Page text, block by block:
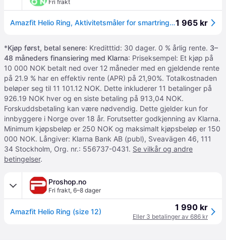
Fri frakt
Amazfit Helio Ring, Aktivitetsmåler for smartring, 20,5 mAh1 965 kr
*Kjøp først, betal senere: Kreditttid: 30 dager. 0 % årlig rente. 3–
48 måneders finansiering med Klarna: Priseksempel: Et kjøp på
10 000 NOK betalt ned over 12 måneder med en gjeldende rente
på 21.9 % har en effektiv rente (APR) på 21,90%. Totalkostnaden
beløper seg til 11 101.12 NOK. Dette inkluderer 11 betalinger på
926.19 NOK hver og en siste betaling på 913,04 NOK.
Forskuddsbetaling kan være nødvendig. Dette gjelder kun for
innbyggere i Norge over 18 år. Forutsetter godkjenning av Klarna.
Minimum kjøpsbeløp er 250 NOK og maksimalt kjøpsbeløp er 150
000 NOK. Långiver: Klarna Bank AB (publ), Sveavägen 46, 111
34 Stockholm, Org. nr.: 556737-0431. Se vilkår og andre
betingelser.
Proshop.no
Fri frakt, 6–8 dager
Amazfit Helio Ring (size 12) 1 990 kr
Eller 3 betalinger av 686 kr